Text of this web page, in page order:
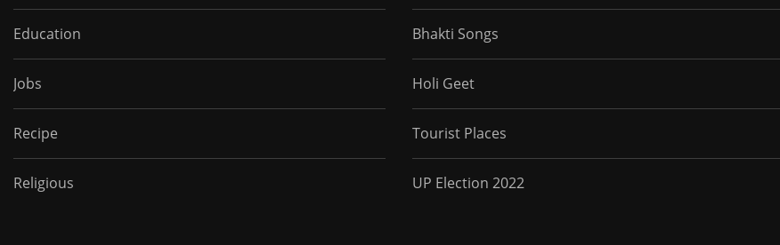
Education
Jobs
Recipe
Religious
Bhakti Songs
Holi Geet
Tourist Places
UP Election 2022